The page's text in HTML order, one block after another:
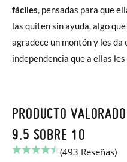
fáciles, pensadas para que
las quiten sin ayuda, algo
agradece un montón y les
independencia que a ellas
PRODUCTO
9.5 SOBRE 10
(493 Reseñas)